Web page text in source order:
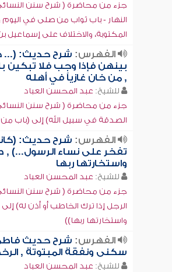
جزء من محاضرة ( شرح سنن
النهار - باب ثواب من صلى في
المكتوبة، والاختلاف على إسماعيل
الفهرس: شرح حديث: (...
بينهن فإذا وجب فلا تبكين
, من خان غازياً في أهله
للشيخ: عبد المحسن العباد
جزء من محاضرة ( شرح سنن
الصدقة في سبيل الله) إلى (باب
الفهرس: شرح حديث:
تفخر على نساء الرسول...) ,
واستخارتها ربها
للشيخ: عبد المحسن العباد
جزء من محاضرة ( شرح سنن
الرجل إذا ترك الخاطب أو أذن له)
واستخارتها ربها))
الفهرس: شرح حديث
سكنى ونفقة المبتوتة ,
للشيخ: عبد المحسن العباد